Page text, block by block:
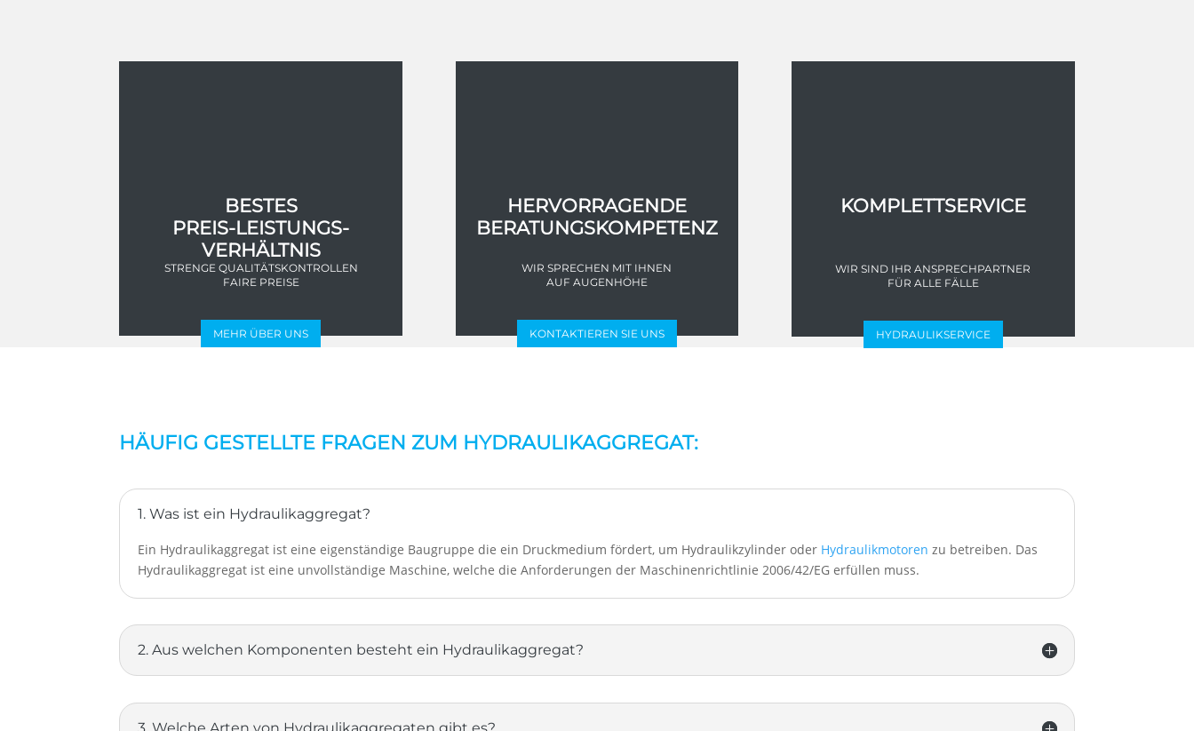
BESTES
PREIS-LEISTUNGS-
VERHÄLTNIS
STRENGE QUALITÄTSKONTROLLEN
FAIRE PREISE
MEHR ÜBER UNS
HERVORRAGENDE
BERATUNGSKOMPETENZ
WIR SPRECHEN MIT IHNEN
AUF AUGENHÖHE
KONTAKTIEREN SIE UNS
KOMPLETTSERVICE
WIR SIND IHR ANSPRECHPARTNER
FÜR ALLE FÄLLE
HYDRAULIKSERVICE
HÄUFIG GESTELLTE FRAGEN ZUM HYDRAULIKAGGREGAT:
1. Was ist ein Hydraulikaggregat?
Ein Hydraulikaggregat ist eine eigenständige Baugruppe die ein Druckmedium fördert, um Hydraulikzylinder oder Hydraulikmotoren zu betreiben. Das
Hydraulikaggregat ist eine unvollständige Maschine, welche die Anforderungen der Maschinenrichtlinie 2006/42/EG erfüllen muss.
2. Aus welchen Komponenten besteht ein Hydraulikaggregat?